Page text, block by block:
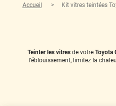
Accueil Kit vitres teintées
Teinter les vitres de votre Toyota
l’éblouissement, limitez la